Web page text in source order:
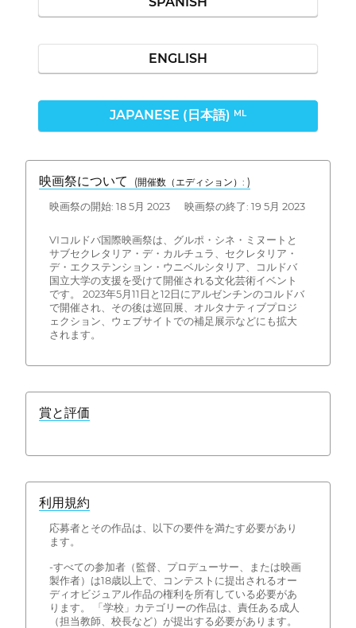
ENGLISH
JAPANESE (日本語) ML
映画祭について (開催数（エディション）: )
映画祭の開始: 18 5月 2023 映画祭の終了: 19 5月 2023
VIコルドバ国際映画祭は、グルポ・シネ・ミヌートと
サブセクレタリア・デ・カルチュラ、セクレタリア・
デ・エクステンション・ウニベルシタリア、コルドバ
国立大学の支援を受けて開催される文化芸術イベント
です。 2023年5月11日と12日にアルゼンチンのコルドバ
で開催され、その後は巡回展、オルタナティブプロジ
ェクション、ウェブサイトでの補足展示などにも拡大
されます。
賞と評価
利用規約
応募者とその作品は、以下の要件を満たす必要があり
ます。
-すべての参加者（監督、プロデューサー、または映画
製作者）は18歳以上で、コンテストに提出されるオー
ディオビジュアル作品の権利を所有している必要があ
ります。 「学校」カテゴリーの作品は、責任ある成人
（担当教師、校長など）が提出する必要があります。